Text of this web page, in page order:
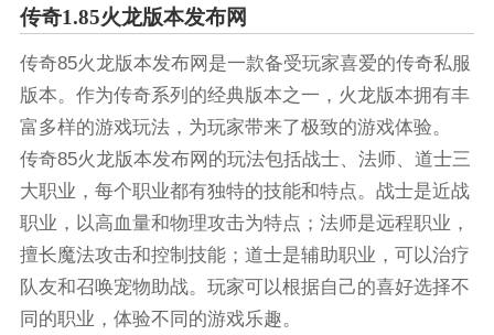
传奇1.85火龙版本发布网
传奇85火龙版本发布网是一款备受玩家喜爱的传奇私服
版本。作为传奇系列的经典版本之一，火龙版本拥有丰
富多样的游戏玩法，为玩家带来了极致的游戏体验。
传奇85火龙版本发布网的玩法包括战士、法师、道士三
大职业，每个职业都有独特的技能和特点。战士是近战
职业，以高血量和物理攻击为特点；法师是远程职业，
擅长魔法攻击和控制技能；道士是辅助职业，可以治疗
队友和召唤宠物助战。玩家可以根据自己的喜好选择不
同的职业，体验不同的游戏乐趣。